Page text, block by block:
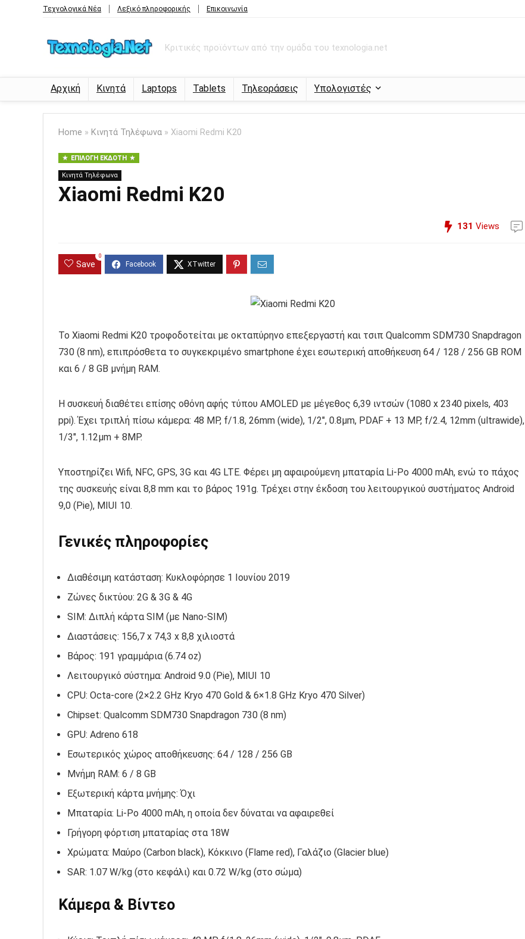
Τεχνολογικά Νέα Λεξικό πληροφορικής Επικοινωνία
Κριτικές προϊόντων από την ομάδα του texnologia.net
Αρχική Κινητά Laptops Tablets Τηλεοράσεις Υπολογιστές
Home » Κινητά Τηλέφωνα » Xiaomi Redmi K20
ΕΠΙΛΟΓΉ ΕΚΔΌΤΗ
Κινητά Τηλέφωνα
Xiaomi Redmi K20
131 Views
Save
0
Το Xiaomi Redmi K20 τροφοδοτείται με οκταπύρηνο επεξεργαστή και τσιπ Qualcomm SDM730 Snapdragon
730 (8 nm), επιπρόσθετα το συγκεκριμένο smartphone έχει εσωτερική αποθήκευση 64 / 128 / 256 GB ROM
και 6 / 8 GB μνήμη RAM.
Η συσκευή διαθέτει επίσης οθόνη αφής τύπου AMOLED με μέγεθος 6,39 ιντσών (1080 x 2340 pixels, 403
ppi). Έχει τριπλή πίσω κάμερα: 48 MP, f/1.8, 26mm (wide), 1/2″, 0.8µm, PDAF + 13 MP, f/2.4, 12mm (ultrawide),
1/3″, 1.12µm + 8MP.
Υποστηρίζει Wifi, NFC, GPS, 3G και 4G LTE. Φέρει μη αφαιρούμενη μπαταρία Li-Po 4000 mAh, ενώ το πάχος
της συσκευής είναι 8,8 mm και το βάρος 191g. Τρέχει στην έκδοση του λειτουργικού συστήματος Android
9,0 (Pie), MIUI 10.
Γενικές πληροφορίες
Διαθέσιμη κατάσταση: Κυκλοφόρησε 1 Ιουνίου 2019
Ζώνες δικτύου: 2G & 3G & 4G
SIM: Διπλή κάρτα SIM (με Nano-SIM)
Διαστάσεις: 156,7 x 74,3 x 8,8 χιλιοστά
Βάρος: 191 γραμμάρια (6.74 oz)
Λειτουργικό σύστημα: Android 9.0 (Pie), MIUI 10
CPU: Octa-core (2×2.2 GHz Kryo 470 Gold & 6×1.8 GHz Kryo 470 Silver)
Chipset: Qualcomm SDM730 Snapdragon 730 (8 nm)
GPU: Adreno 618
Εσωτερικός χώρος αποθήκευσης: 64 / 128 / 256 GB
Μνήμη RAM: 6 / 8 GB
Εξωτερική κάρτα μνήμης: Όχι
Μπαταρία: Li-Po 4000 mAh, η οποία δεν δύναται να αφαιρεθεί
Γρήγορη φόρτιση μπαταρίας στα 18W
Χρώματα: Μαύρο (Carbon black), Κόκκινο (Flame red), Γαλάζιο (Glacier blue)
SAR: 1.07 W/kg (στο κεφάλι) και 0.72 W/kg (στο σώμα)
Κάμερα & Βίντεο